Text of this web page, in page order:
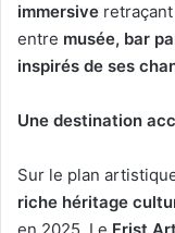
immersive
entre musée, bar
inspirés de ses
Une destination
Sur le plan
riche héritage